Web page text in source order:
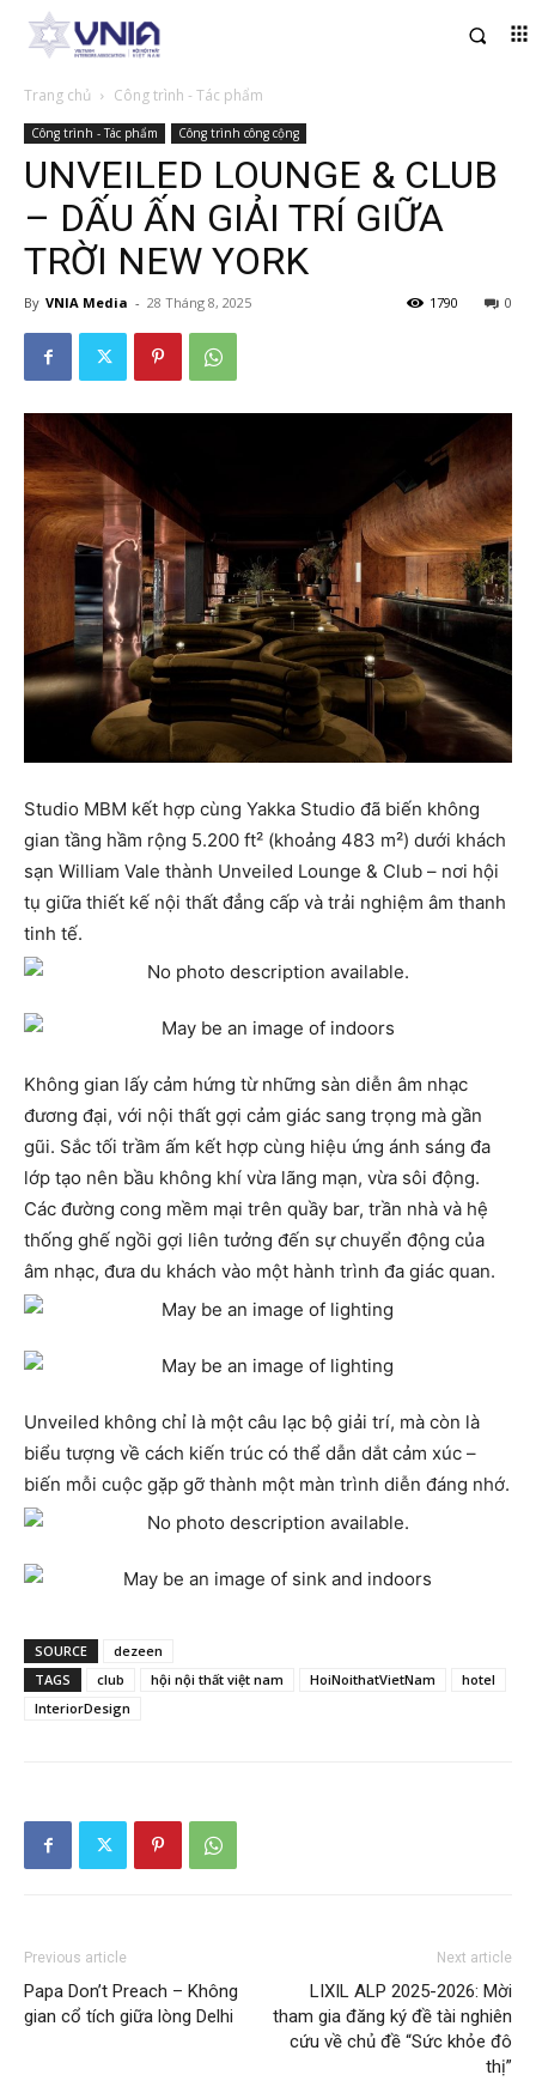
Trang chủ Công trình - Tác phẩm
Công trình - Tác phẩm Công trình công cộng
UNVEILED LOUNGE & CLUB
– DẤU ẤN GIẢI TRÍ GIỮA
TRỜI NEW YORK
By VNIA Media - 28 Tháng 8, 2025 0
1790
Studio MBM kết hợp cùng Yakka Studio đã biến không
gian tầng hầm rộng 5.200 ft² (khoảng 483 m²) dưới khách
sạn William Vale thành Unveiled Lounge & Club – nơi hội
tụ giữa thiết kế nội thất đẳng cấp và trải nghiệm âm thanh
tinh tế.
Không gian lấy cảm hứng từ những sàn diễn âm nhạc
đương đại, với nội thất gợi cảm giác sang trọng mà gần
gũi. Sắc tối trầm ấm kết hợp cùng hiệu ứng ánh sáng đa
lớp tạo nên bầu không khí vừa lãng mạn, vừa sôi động.
Các đường cong mềm mại trên quầy bar, trần nhà và hệ
thống ghế ngồi gợi liên tưởng đến sự chuyển động của
âm nhạc, đưa du khách vào một hành trình đa giác quan.
Unveiled không chỉ là một câu lạc bộ giải trí, mà còn là
biểu tượng về cách kiến trúc có thể dẫn dắt cảm xúc –
biến mỗi cuộc gặp gỡ thành một màn trình diễn đáng nhớ.
SOURCE
dezeen
TAGS
club hội nội thất việt nam HoiNoithatVietNam
hotel
InteriorDesign
Previous article
Papa Don’t Preach – Không
gian cổ tích giữa lòng Delhi
Next article
LIXIL ALP 2025-2026: Mời
tham gia đăng ký đề tài nghiên
cứu về chủ đề “Sức khỏe đô
thị”